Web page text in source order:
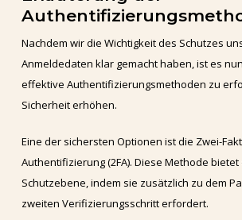
Nachdem wir die Wichtigkeit des Schutzes
Anmeldedaten klar gemacht haben, ist es
effektive Authentifizierungsmethoden zu
Sicherheit erhöhen.
Eine der sichersten Optionen ist die Zwei-
Authentifizierung (2FA). Diese Methode
Schutzebene, indem sie zusätzlich zu dem
zweiten Verifizierungsschritt erfordert.